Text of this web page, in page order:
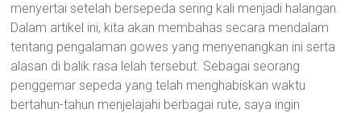
menyertai setelah bersepeda sering kali menjadi halangan.
Dalam artikel ini, kita akan membahas secara mendalam
tentang pengalaman gowes yang menyenangkan ini serta
alasan di balik rasa lelah tersebut. Sebagai seorang
penggemar sepeda yang telah menghabiskan waktu
bertahun-tahun menjelajahi berbagai rute, saya ingin